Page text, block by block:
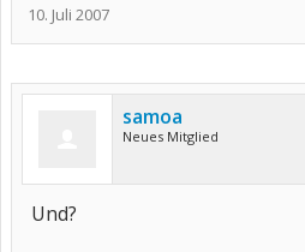
10. Juli 2007
samoa
Neues Mitglied
Und?